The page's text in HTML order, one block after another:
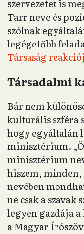
szervezetet is
Tarr neve és
szólnak
legégetőbb
Társaság
Társadalmi
Bár nem
kulturális szféra
hogy egyáltalán
minisztérium.
minisztérium
hiszem, minden,
nevében
ne csak a szavak
legyen gazdája
a Magyar